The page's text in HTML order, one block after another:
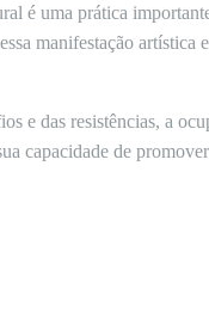
é uma prática
manifestação artística
e das resistências, a
capacidade de